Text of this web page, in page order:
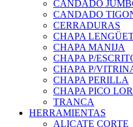
CANDADO
CANDADO
CERRADURAS
CHAPA
CHAPA MANIJA
CHAPA P/
CHAPA P/
CHAPA PERILLA
CHAPA PICO
TRANCA
HERRAMIENTAS
ALICATE CORTE